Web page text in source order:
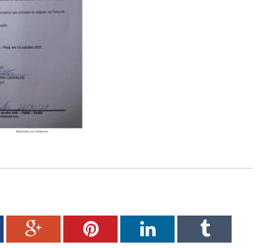
Google+PinterestLinkedInTumblr